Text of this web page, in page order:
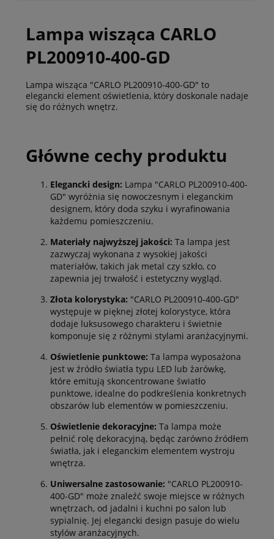
Lampa wisząca CARLO
PL200910-400-GD
Lampa wisząca "CARLO PL200910-400-GD" to
elegancki element oświetlenia, który doskonale nadaje
się do różnych wnętrz.
Główne cechy produktu
Elegancki design: Lampa "CARLO PL200910-400-
GD" wyróżnia się nowoczesnym i eleganckim
designem, który doda szyku i wyrafinowania
każdemu pomieszczeniu.
Materiały najwyższej jakości: Ta lampa jest
zazwyczaj wykonana z wysokiej jakości
materiałów, takich jak metal czy szkło, co
zapewnia jej trwałość i estetyczny wygląd.
Złota kolorystyka: "CARLO PL200910-400-GD"
występuje w pięknej złotej kolorystyce, która
dodaje luksusowego charakteru i świetnie
komponuje się z różnymi stylami aranżacyjnymi.
Oświetlenie punktowe: Ta lampa wyposażona
jest w źródło światła typu LED lub żarówkę,
które emitują skoncentrowane światło
punktowe, idealne do podkreślenia konkretnych
obszarów lub elementów w pomieszczeniu.
Oświetlenie dekoracyjne: Ta lampa może
pełnić rolę dekoracyjną, będąc zarówno źródłem
światła, jak i eleganckim elementem wystroju
wnętrza.
Uniwersalne zastosowanie: "CARLO PL200910-
400-GD" może znaleźć swoje miejsce w różnych
wnętrzach, od jadalni i kuchni po salon lub
sypialnię. Jej elegancki design pasuje do wielu
stylów aranżacyjnych.